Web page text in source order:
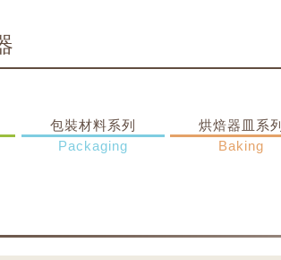
包裝材料系列
Packaging
烘焙器皿系列
Baking